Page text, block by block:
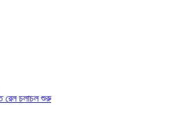
রেল চলাচল শুরু